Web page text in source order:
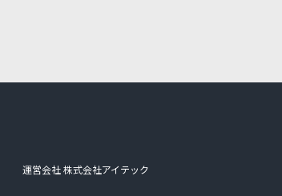
運営会社 株式会社アイテック